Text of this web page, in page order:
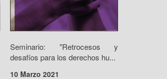
Seminario: "Retrocesos y
desafíos para los derechos hu...
10 Marzo 2021